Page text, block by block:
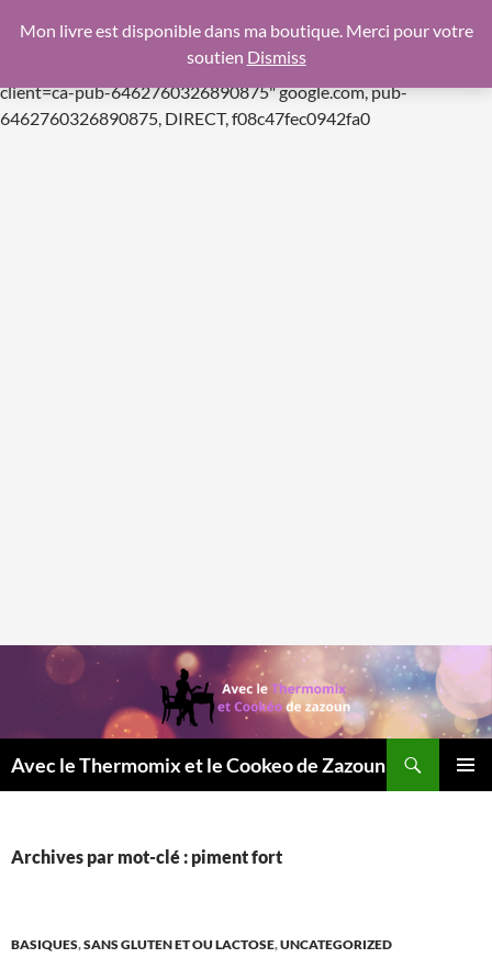
f08c47fec0942fa0
https://pagead2.googlesyndication.com/pagead/js/
client=ca-pub-6462760326890875"google.com, pub-
6462760326890875, DIRECT, f08c47fec0942fa0Aller
Avec le Thermomix et le Cookeo de Zazoun
Archives par mot-clé : piment fort
BASIQUES,SANS GLUTEN ET OU LACTOSE,UNCATEGORIZED
Mon livre est disponible dans ma boutique. Merci pour votre
soutien Dismiss